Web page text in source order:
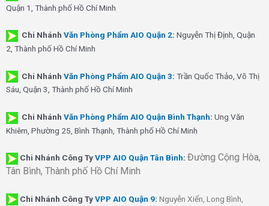
Quận 1, Thành phố Hồ Chí Minh
Chi Nhánh Văn Phòng Phẩm AIO Quận 2: Nguyễn Thị Định, Quận
2, Thành phố Hồ Chí Minh
Chi Nhánh Văn Phòng Phẩm AIO Quận 3: Trần Quốc Thảo, Võ Thị
Sáu, Quận 3, Thành phố Hồ Chí Minh
Chi Nhánh Văn Phòng Phẩm AIO Quận Bình Thạnh: Ung Văn
Khiêm, Phường 25, Bình Thạnh, Thành phố Hồ Chí Minh
Chi Nhánh Công TyVPP AIO Quận Tân Bình: Đường Cộng Hòa,
Tân Bình, Thành phố Hồ Chí Minh
Chi Nhánh Công TyVPP AIO Quận 9: Nguyễn Xiển, Long Bình,